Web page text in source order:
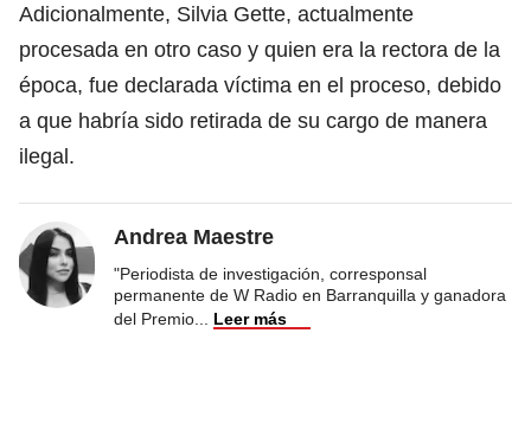
Adicionalmente, Silvia Gette, actualmente
procesada en otro caso y quien era la rectora de la
época, fue declarada víctima en el proceso, debido
a que habría sido retirada de su cargo de manera
ilegal.
Andrea Maestre
"Periodista de investigación, corresponsal
permanente de W Radio en Barranquilla y ganadora
del Premio
Leer más